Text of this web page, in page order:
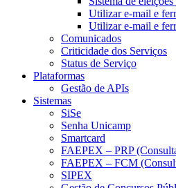
Utilizar e-mail e
Utilizar e-mail e
Comunicados
Criticidade dos Serviços
Status de Serviço
Plataformas
Gestão de APIs
Sistemas
SiSe
Senha Unicamp
Smartcard
FAEPEX – PRP
FAEPEX – FCM
SIPEX